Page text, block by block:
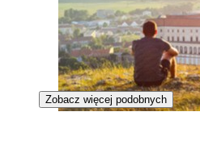
Zobacz więcej podobnych